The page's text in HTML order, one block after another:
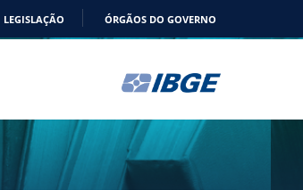
LEGISLAÇÃO ÓRGÃOS DO GOVERNO